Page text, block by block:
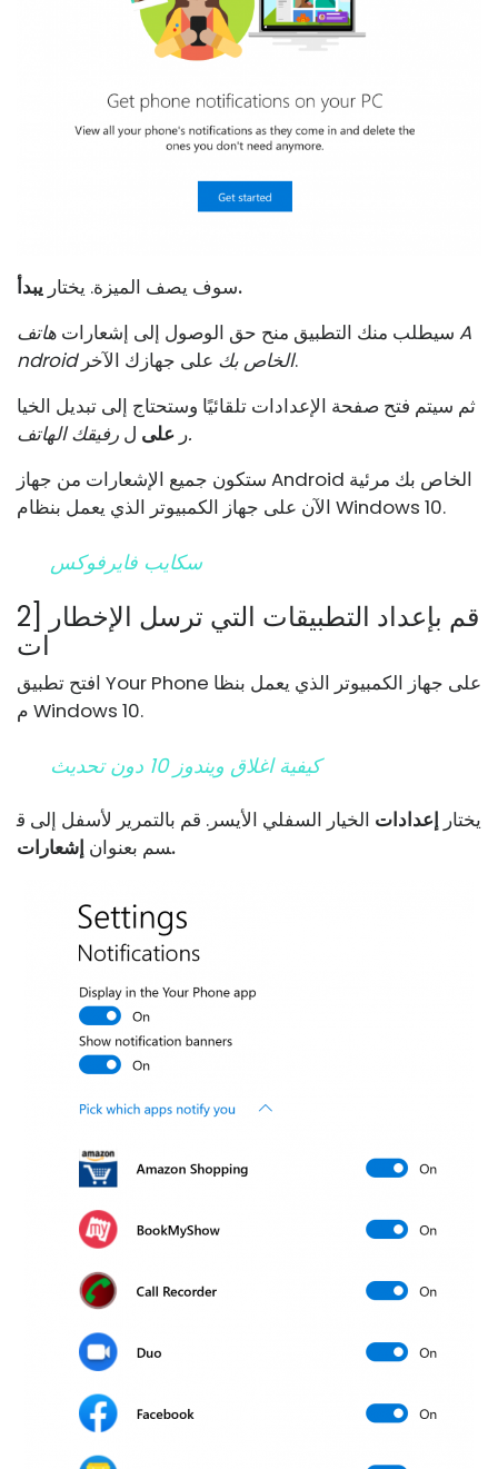
سوف يصف الميزة. يختاريبدأ.
سيطلب منك التطبيق منح حق الوصول إلى إشعارات هاتف A
ndroid الخاص بكعلى جهازك الآخر.
ثم سيتم فتح صفحة الإعدادات تلقائيًا وستحتاج إلى تبديل الخيا
ر على ل
رفيقك الهاتف.
ستكون جميع الإشعارات من جهاز Android الخاص بك مرئية
الآن على جهاز الكمبيوتر الذي يعمل بنظام Windows 10.
سكايب فايرفوكس
2] قم بإعداد التطبيقات التي ترسل الإخطار
ات
افتح تطبيق Your Phone على جهاز الكمبيوتر الذي يعمل بنظا
م Windows 10.
كيفية اغلاق ويندوز 10 دون تحديث
يختار إعدادات الخيار السفلي الأيسر. قم بالتمرير لأسفل إلى ق
سم بعنوانإشعارات.